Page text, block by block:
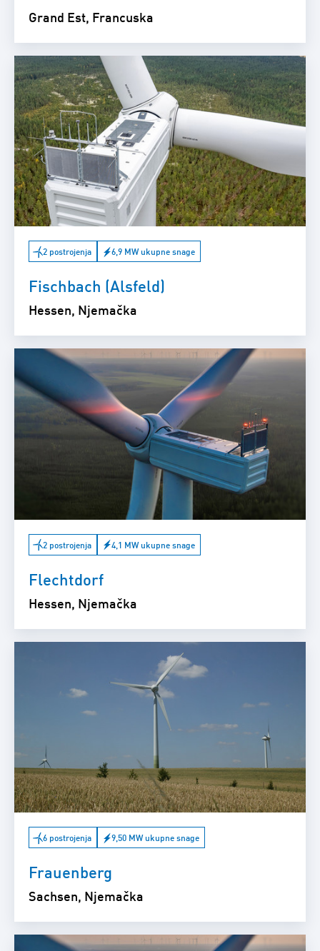
Grand Est, Francuska
2 postrojenja 6,9 MW ukupne snage
Fischbach (Alsfeld)
Hessen, Njemačka
2 postrojenja 4,1 MW ukupne snage
Flechtdorf
Hessen, Njemačka
6 postrojenja 9,50 MW ukupne snage
Frauenberg
Sachsen, Njemačka